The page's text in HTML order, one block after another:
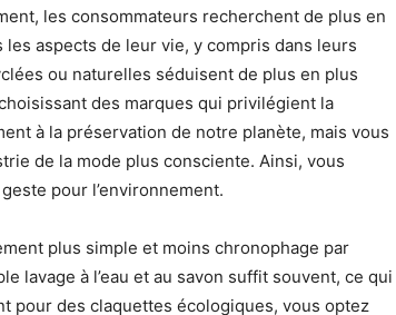
les consommateurs recherchent de plus en
aspects de leur vie, y compris dans leurs
ou naturelles séduisent de plus en plus
des marques qui privilégient la
à la préservation de notre planète, mais vous
de la mode plus consciente. Ainsi, vous
pour l’environnement.
plus simple et moins chronophage par
lavage à l’eau et au savon suffit souvent, ce qui
pour des claquettes écologiques, vous optez